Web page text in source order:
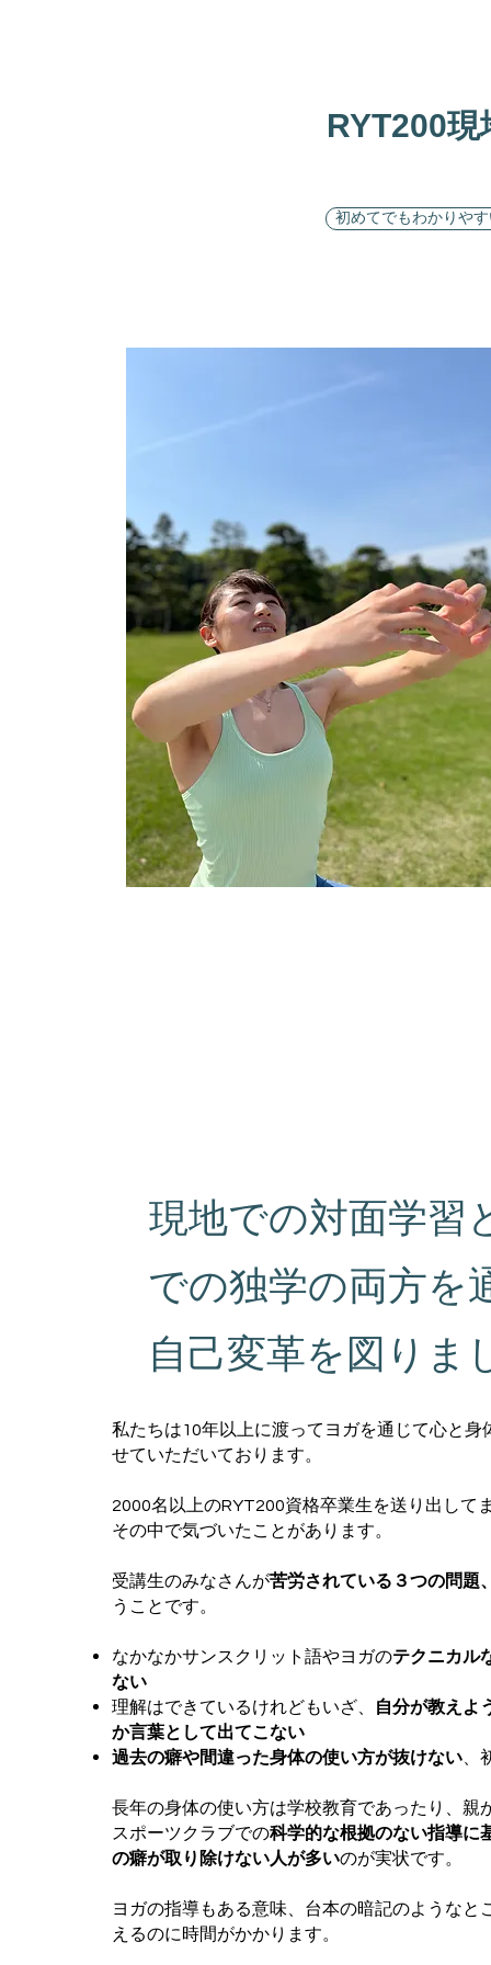
RYT200
初めてでもわかりや
現地での対面学習
での独学の両方を
自己変革を図りま
私たちは10年以上に渡ってヨガを通じて心と身
せていただいております。
2000名以上のRYT200資格卒業生を送り出して
その中で気づいたことがあります。
受講生のみなさんが苦労されている３つの問題
うことです。
なかなかサンスクリット語やヨガのテクニカル
ない
理解はできているけれどもいざ、
自分が教えよ
か言葉として出てこない
過去の癖や間違った身体の使い方が抜けない 、
長年の身体の使い方は学校教育であったり、親
スポーツクラブでの科学的な根拠のない指導に
の癖が取り除けない人が多いのが実状です。
ヨガの指導もある意味、台本の暗記のようなと
えるのに時間がかかります。